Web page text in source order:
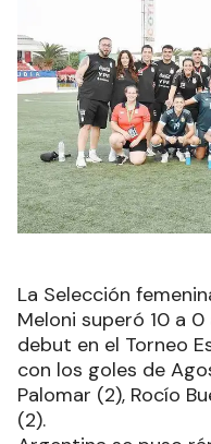
La Selección
Meloni superó 10 a 0
debut en el Torneo
con los goles de
Palomar (2), Rocío
(2).